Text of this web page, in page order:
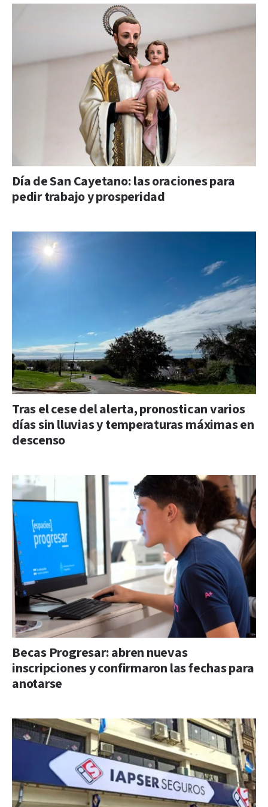
Día de San Cayetano: las oraciones para
pedir trabajo y prosperidad
Tras el cese del alerta, pronostican varios
días sin lluvias y temperaturas máximas en
descenso
Becas Progresar: abren nuevas
inscripciones y confirmaron las fechas para
anotarse